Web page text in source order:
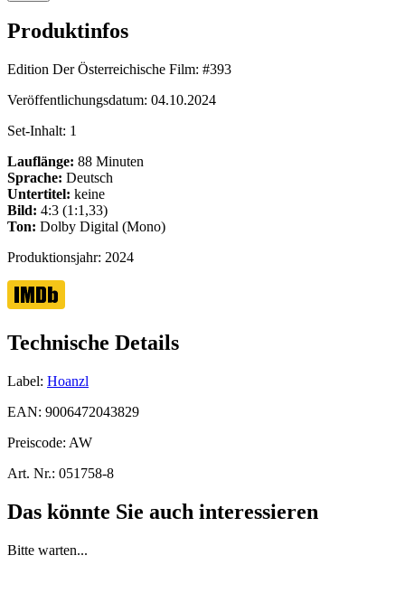
Produktinfos
Edition Der Österreichische Film: #393
Veröffentlichungsdatum: 04.10.2024
Set-Inhalt: 1
Lauflänge: 88 Minuten
Sprache: Deutsch
Untertitel: keine
Bild: 4:3 (1:1,33)
Ton: Dolby Digital (Mono)
Produktionsjahr: 2024
Technische Details
Label: Hoanzl
EAN: 9006472043829
Preiscode: AW
Art. Nr.: 051758-8
Das könnte Sie auch interessieren
Bitte warten...